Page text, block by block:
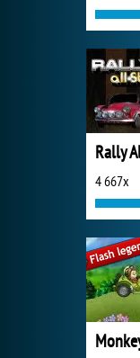
Rally
4 667x